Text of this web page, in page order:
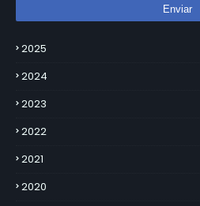
2025
2024
2023
2022
2021
2020